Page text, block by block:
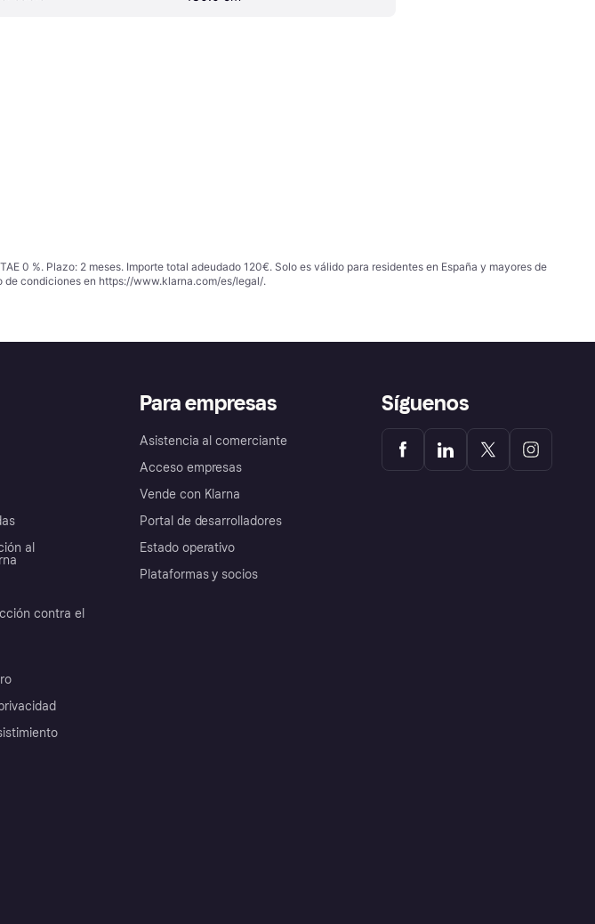
0 %. Plazo: 2 meses. Importe total adeudado 120€. Solo es válido para residentes en España y mayores de
de condiciones en https://www.klarna.com/es/legal/.
al
contra el
Para empresas
Asistencia al comerciante
Acceso empresas
Vende con Klarna
Portal de desarrolladores
Estado operativo
Plataformas y socios
Síguenos